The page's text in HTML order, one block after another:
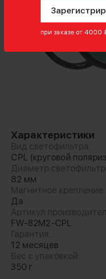
при заказе от 4000
точностью с
многослойного
царапинам,
пыленепроницаемы
обеспечивают
Характеристики
Вид светофильтра:
CPL (круговой
Диаметр
82 мм
Магнитное крепление:
Да
Артикул
FW-82M2-CPL
Гарантия:
12 месяцев
Вес с упаковкой:
350 г